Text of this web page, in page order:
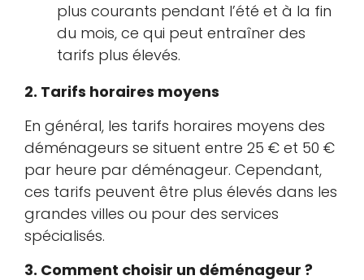
plus courants pendant l’été et à la fin
du mois, ce qui peut entraîner des
tarifs plus élevés.
2. Tarifs horaires moyens
En général, les tarifs horaires moyens des
déménageurs se situent entre 25 € et 50 €
par heure par déménageur. Cependant,
ces tarifs peuvent être plus élevés dans les
grandes villes ou pour des services
spécialisés.
3. Comment choisir un déménageur ?